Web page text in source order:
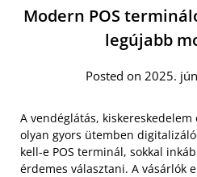
Modern POS
legújabb
Posted on 2025.
A vendéglátás,
olyan gyors ütemben
kell-e POS terminál, sokkal
érdemes választani. A vásárlók